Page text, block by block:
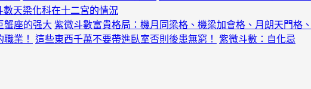
數天梁化科在十二宮的情況
蟹座的强大 紫微斗數富貴格局：機月同梁格、機梁加會格、月朗天門格
業！
這些東西千萬不要帶進臥室否則後患無窮！
紫微斗數：自化忌